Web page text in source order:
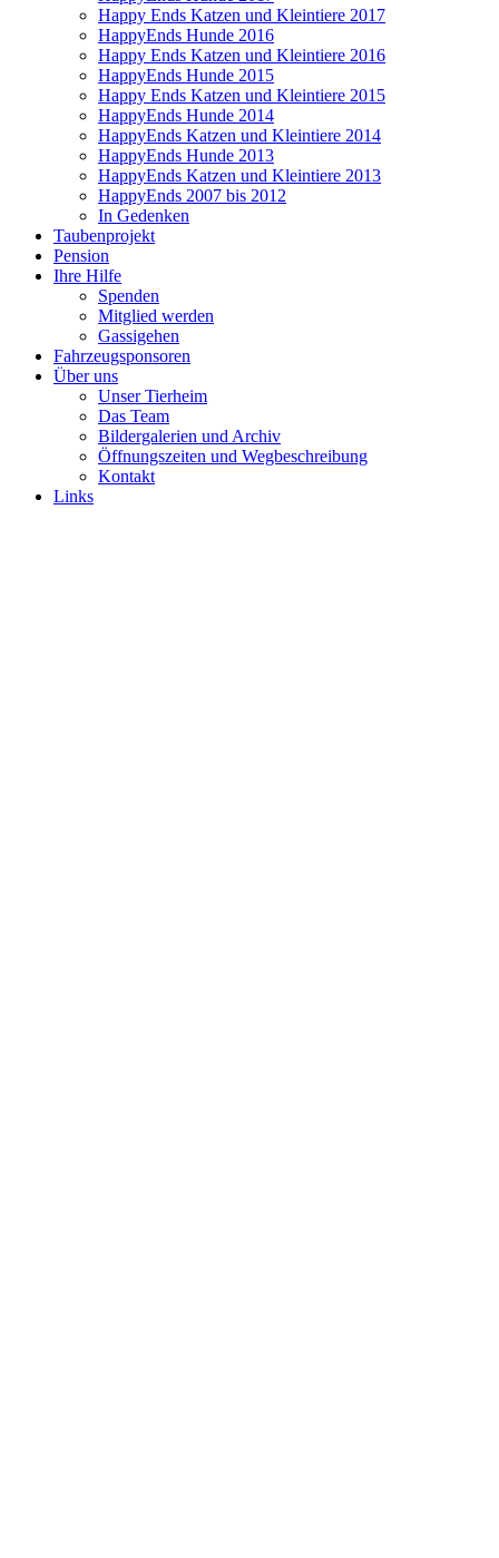
Happy Ends Katzen und Kleintiere 2017
HappyEnds Hunde 2016
Happy Ends Katzen und Kleintiere 2016
HappyEnds Hunde 2015
Happy Ends Katzen und Kleintiere 2015
HappyEnds Hunde 2014
HappyEnds Katzen und Kleintiere 2014
HappyEnds Hunde 2013
HappyEnds Katzen und Kleintiere 2013
HappyEnds 2007 bis 2012
In Gedenken
Taubenprojekt
Pension
Ihre Hilfe
Spenden
Mitglied werden
Gassigehen
Fahrzeugsponsoren
Über uns
Unser Tierheim
Das Team
Bildergalerien und Archiv
Öffnungszeiten und Wegbeschreibung
Kontakt
Links